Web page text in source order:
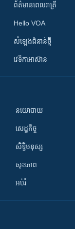
ព័ត៌មាន​​ពេល​រាត្រី
Hello VOA
សំឡេង​ជំនាន់​ថ្មី
វេទិកា​អាស៊ាន
នយោបាយ
សេដ្ឋកិច្ច
សិទ្ធិមនុស្ស
សុខភាព
អប់រំ